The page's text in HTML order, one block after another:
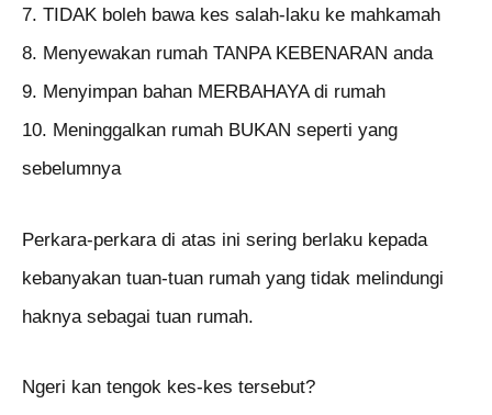
7. TIDAK boleh bawa kes salah-laku ke mahkamah
8. Menyewakan rumah TANPA KEBENARAN anda
9. Menyimpan bahan MERBAHAYA di rumah
10. Meninggalkan rumah BUKAN seperti yang
sebelumnya
Perkara-perkara di atas ini sering berlaku kepada
kebanyakan tuan-tuan rumah yang tidak melindungi
haknya sebagai tuan rumah.
Ngeri kan tengok kes-kes tersebut?